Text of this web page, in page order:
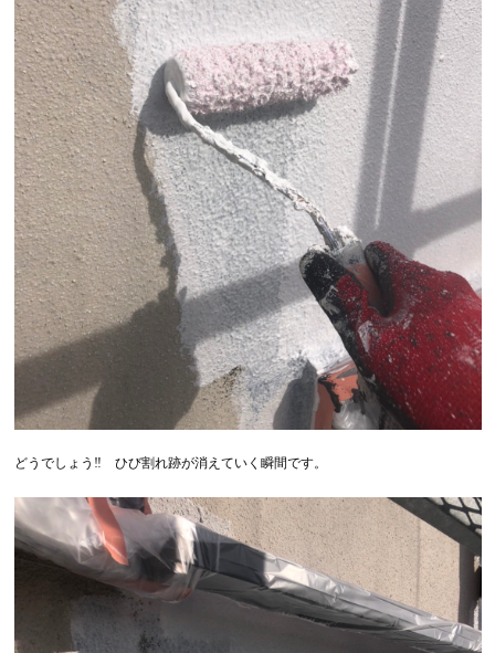
どうでしょう‼ ひび割れ跡が消えていく瞬間です。